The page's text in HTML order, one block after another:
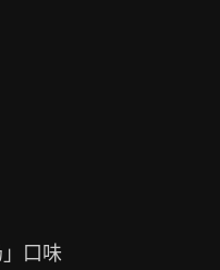
口味